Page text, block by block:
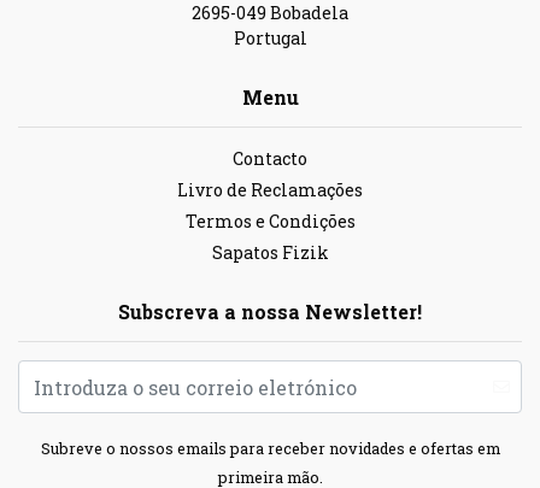
2695-049 Bobadela
Portugal
Menu
Contacto
Livro de Reclamações
Termos e Condições
Sapatos Fizik
Subscreva a nossa Newsletter!
Subreve o nossos emails para receber novidades e ofertas em
primeira mão.